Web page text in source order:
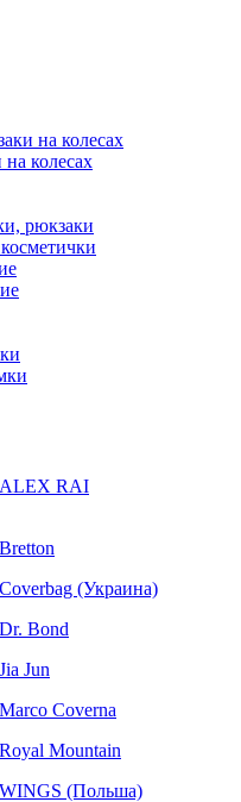
на колесах
колесах
рюкзаки
ALEX RAI
Bretton
Coverbag (Украина)
Dr. Bond
Jia Jun
Marco Coverna
Royal Mountain
WINGS (Польша)